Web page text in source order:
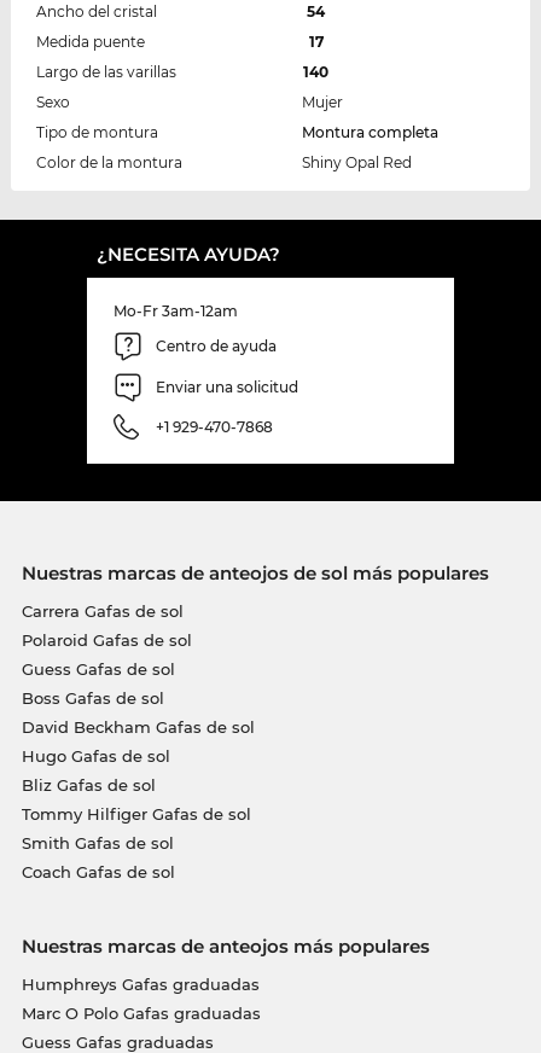
Ancho del cristal
54
Medida puente
17
Largo de las varillas
140
Sexo
Mujer
Tipo de montura
Montura completa
Color de la montura
Shiny Opal Red
¿NECESITA AYUDA?
Mo-Fr 3am-12am
Centro de ayuda
Enviar una solicitud
+1 929-470-7868
Nuestras marcas de anteojos de sol más populares
Carrera Gafas de sol
Polaroid Gafas de sol
Guess Gafas de sol
Boss Gafas de sol
David Beckham Gafas de sol
Hugo Gafas de sol
Bliz Gafas de sol
Tommy Hilfiger Gafas de sol
Smith Gafas de sol
Coach Gafas de sol
Nuestras marcas de anteojos más populares
Humphreys Gafas graduadas
Marc O Polo Gafas graduadas
Guess Gafas graduadas